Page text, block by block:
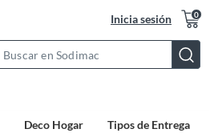
Inicia sesión 0
Bar
Deco Hogar Tipos de Entrega